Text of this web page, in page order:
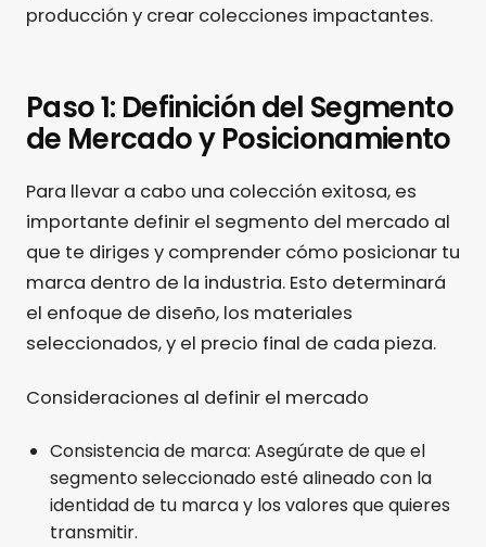
producción y crear colecciones impactantes.
Paso 1: Definición del Segmento
de Mercado y Posicionamiento
Para llevar a cabo una colección exitosa, es
importante definir el segmento del mercado al
que te diriges y comprender cómo posicionar tu
marca dentro de la industria. Esto determinará
el enfoque de diseño, los materiales
seleccionados, y el precio final de cada pieza.
Consideraciones al definir el mercado
Consistencia de marca: Asegúrate de que el
segmento seleccionado esté alineado con la
identidad de tu marca y los valores que quieres
transmitir.